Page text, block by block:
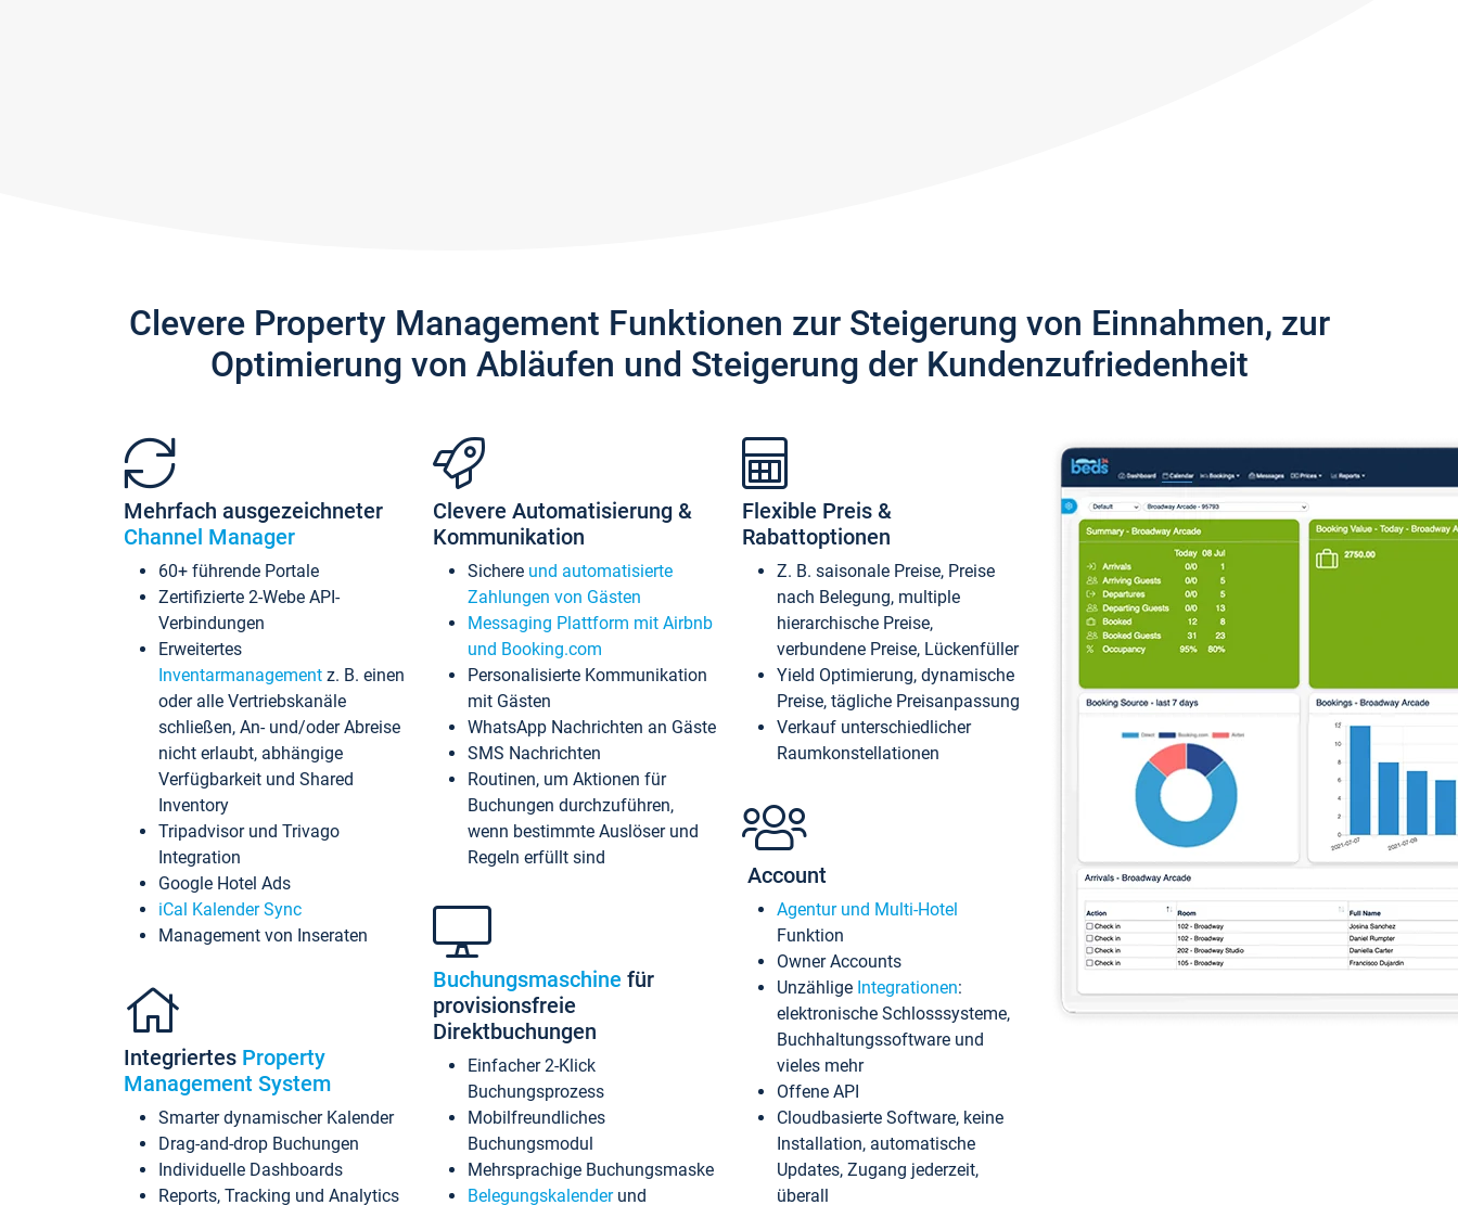
Clevere Property Management Funktionen zur Steigerung von Einnahmen, zur
Optimierung von Abläufen und Steigerung der Kundenzufriedenheit
Mehrfach ausgezeichneter
Channel Manager
60+ führende Portale
Zertifizierte 2-Webe API-
Verbindungen
Erweitertes
Inventarmanagement z. B. einen
oder alle Vertriebskanäle
schließen, An- und/oder Abreise
nicht erlaubt, abhängige
Verfügbarkeit und Shared
Inventory
Tripadvisor und Trivago
Integration
Google Hotel Ads
iCal Kalender Sync
Management von Inseraten
Integriertes Property
Management System
Smarter dynamischer Kalender
Drag-and-drop Buchungen
Individuelle Dashboards
Reports, Tracking und Analytics
Clevere Automatisierung &
Kommunikation
Sichere und automatisierte
Zahlungen von Gästen
Messaging Plattform mit Airbnb
und Booking.com
Personalisierte Kommunikation
mit Gästen
WhatsApp Nachrichten an Gäste
SMS Nachrichten
Routinen, um Aktionen für
Buchungen durchzuführen,
wenn bestimmte Auslöser und
Regeln erfüllt sind
Buchungsmaschine für
provisionsfreie
Direktbuchungen
Einfacher 2-Klick
Buchungsprozess
Mobilfreundliches
Buchungsmodul
Mehrsprachige Buchungsmaske
Belegungskalenderund
Flexible Preis &
Rabattoptionen
Z. B. saisonale Preise, Preise
nach Belegung, multiple
hierarchische Preise,
verbundene Preise, Lückenfüller
Yield Optimierung, dynamische
Preise, tägliche Preisanpassung
Verkauf unterschiedlicher
Raumkonstellationen
Account
Agentur und Multi-Hotel
Funktion
Owner Accounts
Unzählige Integrationen:
elektronische Schlosssysteme,
Buchhaltungssoftware und
vieles mehr
Offene API
Cloudbasierte Software, keine
Installation, automatische
Updates, Zugang jederzeit,
überall